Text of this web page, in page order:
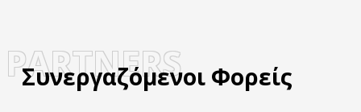
PARTNERS
Συνεργαζόμενοι Φορείς